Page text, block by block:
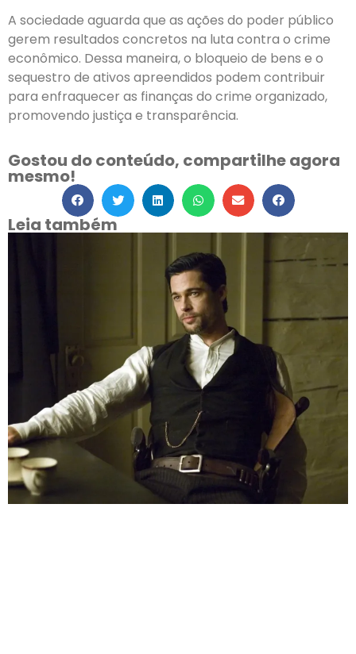
A sociedade aguarda que as ações do poder público
gerem resultados concretos na luta contra o crime
econômico. Dessa maneira, o bloqueio de bens e o
sequestro de ativos apreendidos podem contribuir
para enfraquecer as finanças do crime organizado,
promovendo justiça e transparência.
Gostou do conteúdo, compartilhe agora
mesmo!
Leia também